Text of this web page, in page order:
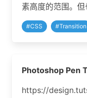
素高度的范围。
#CSS #Transition
Photoshop Pen
https://